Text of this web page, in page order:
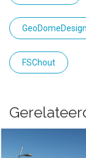
GeoDomeDesign
FSChout